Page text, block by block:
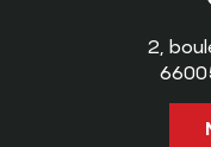
2,